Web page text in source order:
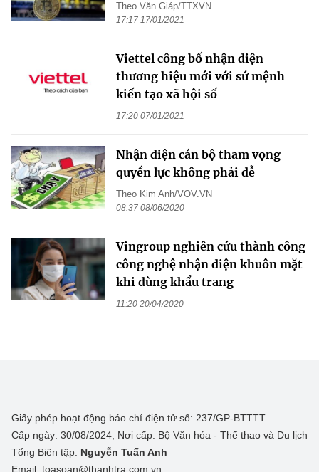
Theo Văn Giáp/TTXVN
17:17 17/01/2021
Viettel công bố nhận diện
thương hiệu mới với sứ mệnh
kiến tạo xã hội số
17:20 07/01/2021
Nhận diện cán bộ tham vọng
quyền lực không phải dễ
Theo Kim Anh/VOV.VN
08:37 08/06/2020
Vingroup nghiên cứu thành công
công nghệ nhận diện khuôn mặt
khi dùng khẩu trang
11:20 20/04/2020
Giấy phép hoạt động báo chí điện tử số: 237/GP-BTTTT
Cấp ngày: 30/08/2024; Nơi cấp: Bộ Văn hóa - Thể thao và Du lịch
Tổng Biên tập: Nguyễn Tuấn Anh
Email: toasoan@thanhtra.com.vn